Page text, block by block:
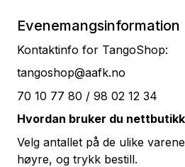
Evenemangsinformation
Kontaktinfo for TangoShop:
tangoshop@aafk.no
70 10 77 80 / 98 02 12 34
Hvordan bruker du
Velg antallet på de ulike
høyre, og trykk bestill.